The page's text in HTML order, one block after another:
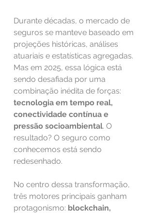
Durante décadas, o mercado de
seguros se manteve baseado em
projeções históricas, análises
atuariais e estatísticas agregadas.
Mas em 2025, essa lógica está
sendo desafiada por uma
combinação inédita de forças:
tecnologia em tempo real,
conectividade contínua e
pressão socioambiental. O
resultado? O seguro como
conhecemos está sendo
redesenhado.
No centro dessa transformação,
três motores principais ganham
protagonismo: blockchain,